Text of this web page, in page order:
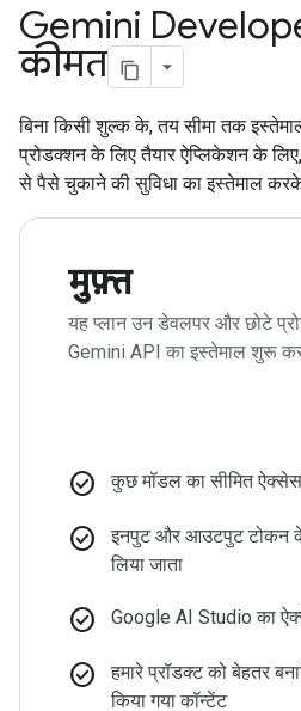
Gemini
कीमत
बिना किसी शुल्क के, तय सीमा तक
प्रोडक्शन के लिए तैयार ऐप्लिकेशन के
से पैसे चुकाने की सुविधा का इस्तेमाल
मुफ़्त
यह प्लान उन डेवलपर और छोटे
Gemini API का इस्तेमाल शुरू
check_circle कुछ मॉडल का सीमित ऐक्सेस
check_circle
इनपुट और आउटपुट टोकन
लिया जाता
check_circle Google AI Studio का
check_circle
हमारे प्रॉडक्ट को बेहतर
किया गया कॉन्टेंट